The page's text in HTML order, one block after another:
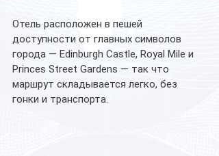
Отель расположен в пешей
доступности от главных символов
города — Edinburgh Castle, Royal Mile и
Princes Street Gardens — так что
маршрут складывается легко, без
гонки и транспорта.